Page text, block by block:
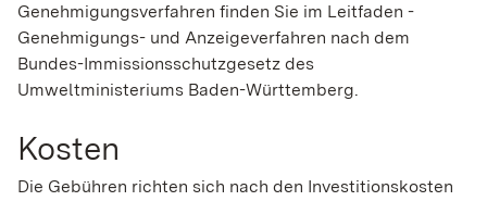
Genehmigungsverfahren finden Sie im Leitfaden -
Genehmigungs- und Anzeigeverfahren nach dem
Bundes-Immissionsschutzgesetz des
Umweltministeriums Baden-Württemberg.
Kosten
Die Gebühren richten sich nach den Investitionskosten